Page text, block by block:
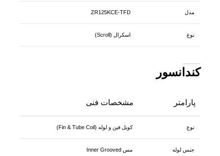
مدل ZR125KCE-TFD
نوع اسکرال (Scroll)
کندانسور
پارامتر مشخصات فنی
نوع کویل فین و لوله (Fin & Tube Coil)
جنس لوله مس Inner Grooved